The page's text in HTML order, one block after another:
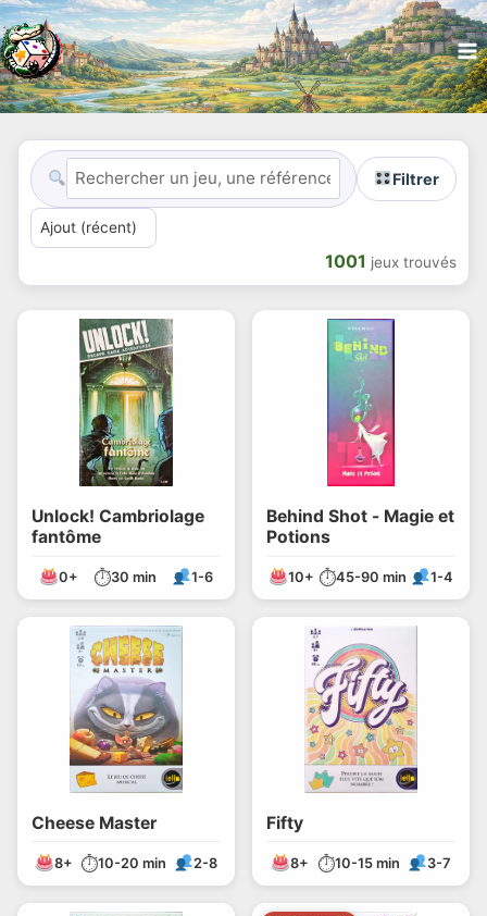
Filtrer
1001 jeux trouvés
Unlock! Cambriolage
fantôme
0+ ⏱30 min 1-6
Behind Shot - Magie et
Potions
10+ ⏱45-90 min 1-4
Cheese Master
8+ ⏱10-20 min 2-8
Fifty
8+ ⏱10-15 min 3-7